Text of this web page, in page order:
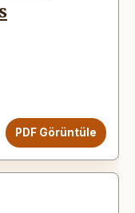
PDF Görüntüle